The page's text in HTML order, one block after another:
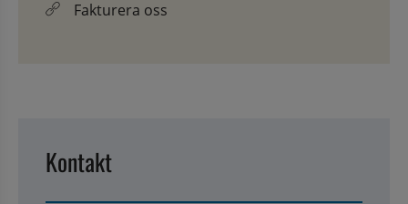
Fakturera oss
Kontakt